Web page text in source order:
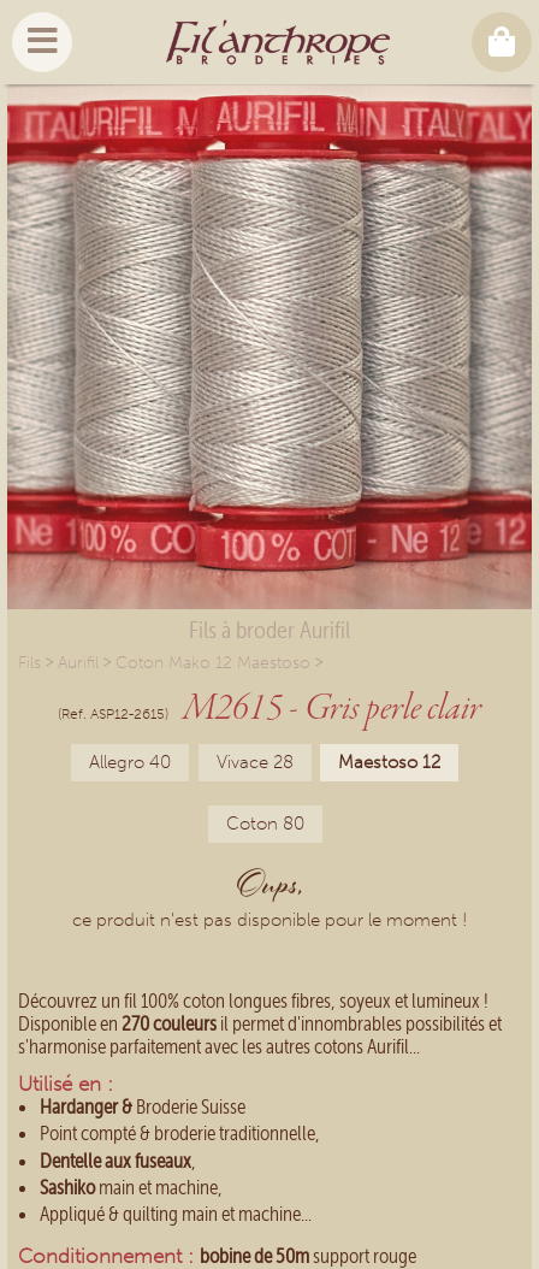
Fils à broder Aurifil
Fils > Aurifil > Coton Mako 12 Maestoso >
(Ref. ASP12-2615) M2615 - Gris perle clair
Allegro 40 Vivace 28 Maestoso 12
Coton 80
Découvrez un fil 100% coton longues fibres, soyeux et lumineux !
Disponible en 270 couleursil permet d'innombrables possibilités et
s'harmonise parfaitement avec les autres cotons Aurifil...
Utilisé en :
Hardanger &Broderie Suisse
Point compté & broderie traditionnelle,
Dentelle aux fuseaux,
Sashikomain et machine,
Appliqué & quilting main et machine...
Conditionnement : bobine de 50msupport rouge
Oups,
ce produit n'est pas disponible pour le moment !